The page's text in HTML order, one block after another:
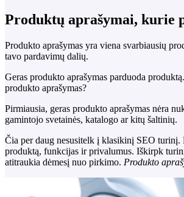
Produktų aprašymai, kurie
Produkto aprašymas yra viena svarbiausių
tavo pardavimų dalių.
Geras produkto aprašymas parduoda
produkto aprašymas?
Pirmiausia, geras produkto aprašymas nėra
gamintojo svetainės, katalogo ar kitų šaltinių.
Čia per daug nesusitelk į klasikinį SEO turinį.
produktą, funkcijas ir privalumus. Iškirpk
atitraukia dėmesį nuo pirkimo. Produkto